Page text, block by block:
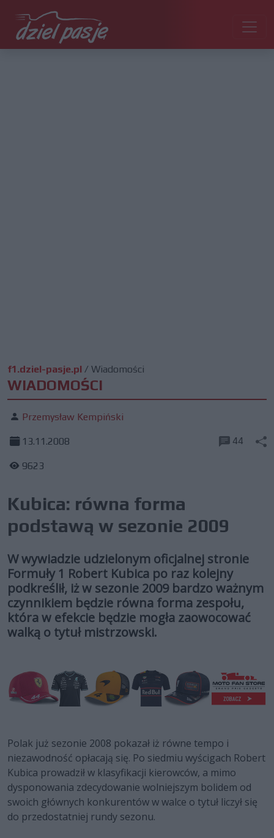
f1.dziel-pasje.pl / Wiadomości
WIADOMOŚCI
Przemysław Kempiński
13.11.2008
9623
44
Kubica: równa forma
podstawą w sezonie 2009
W wywiadzie udzielonym oficjalnej stronie
Formuły 1 Robert Kubica po raz kolejny
podkreślił, iż w sezonie 2009 bardzo ważnym
czynnikiem będzie równa forma zespołu,
która w efekcie będzie mogła zaowocować
walką o tytuł mistrzowski.
Polak już sezonie 2008 pokazał iż równe tempo i
niezawodność opłacają się. Po siedmiu wyścigach Robert
Kubica prowadził w klasyfikacji kierowców, a mimo
dysponowania zdecydowanie wolniejszym bolidem od
swoich głównych konkurentów w walce o tytuł liczył się
do przedostatniej rundy sezonu.